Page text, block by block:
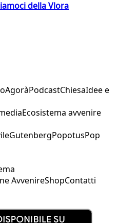
della Vlora
AgoràPodcastChiesaIdee e
Ecosistema avvenire
GutenbergPopotusPop
AvvenireShopContatti